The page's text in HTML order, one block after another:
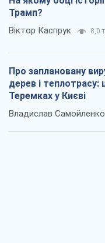
Трамп?
Віктор Каспрук 8,0 т.
Про заплановану
дерев і
Теремках у Києві
Владислав Самойленко